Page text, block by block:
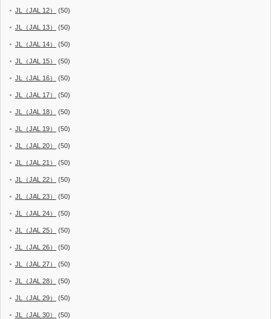
JL（JAL 12） (50)
JL（JAL 13） (50)
JL（JAL 14） (50)
JL（JAL 15） (50)
JL（JAL 16） (50)
JL（JAL 17） (50)
JL（JAL 18） (50)
JL（JAL 19） (50)
JL（JAL 20） (50)
JL（JAL 21） (50)
JL（JAL 22） (50)
JL（JAL 23） (50)
JL（JAL 24） (50)
JL（JAL 25） (50)
JL（JAL 26） (50)
JL（JAL 27） (50)
JL（JAL 28） (50)
JL（JAL 29） (50)
JL（JAL 30） (50)